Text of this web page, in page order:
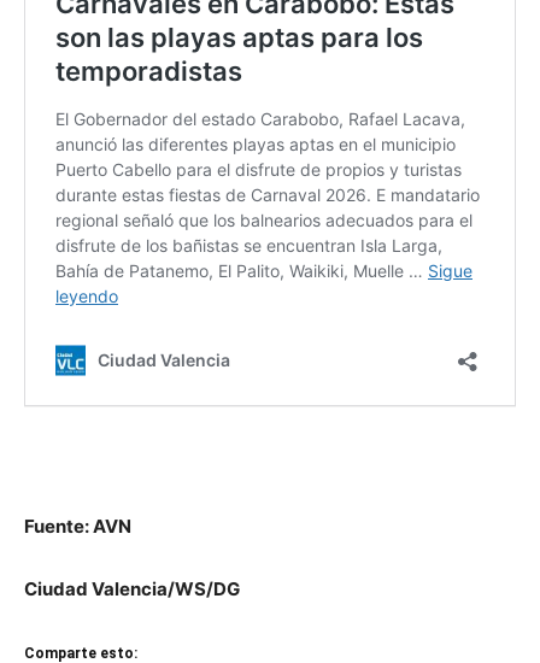
Fuente: AVN
Ciudad Valencia/WS/DG
Comparte esto: